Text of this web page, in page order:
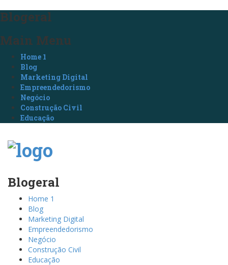
Blogeral
Main Menu
Home 1
Blog
Marketing Digital
Empreendedorismo
Negócio
Construção Civil
Educação
Blogeral
Home 1
Blog
Marketing Digital
Empreendedorismo
Negócio
Construção Civil
Educação